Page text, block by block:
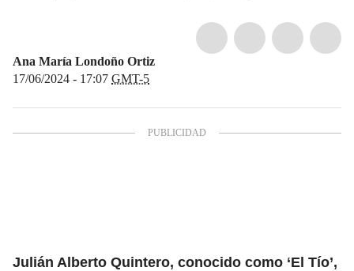
Ana María Londoño Ortiz
17/06/2024 - 17:07 GMT-5
Julián Alberto Quintero, conocido como ‘El Tío’,